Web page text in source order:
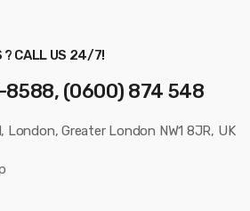
? CALL US 24/7!
8588, (0600) 874 548
London, Greater London NW1 8JR, UK